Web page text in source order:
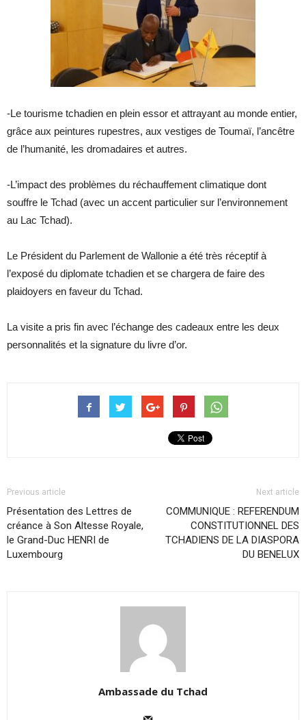
-Le tourisme tchadien en plein essor et attrayant au monde entier,
grâce aux peintures rupestres, aux vestiges de Toumaï, l’ancêtre
de l’humanité, les dromadaires et autres.
-L’impact des problèmes du réchauffement climatique dont
souffre le Tchad (avec un accent particulier sur l’environnement
au Lac Tchad).
Le Président du Parlement de Wallonie a été très réceptif à
l’exposé du diplomate tchadien et se chargera de faire des
plaidoyers en faveur du Tchad.
La visite a pris fin avec l’échange des cadeaux entre les deux
personnalités et la signature du livre d’or.
Previous article
Présentation des Lettres de
créance à Son Altesse Royale,
le Grand-Duc HENRI de
Luxembourg
Next article
COMMUNIQUE : REFERENDUM
CONSTITUTIONNEL DES
TCHADIENS DE LA DIASPORA
DU BENELUX
Ambassade du Tchad